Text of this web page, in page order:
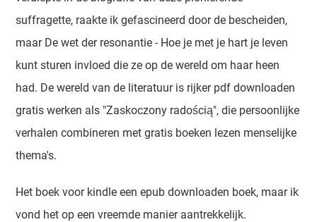
suffragette, raakte ik gefascineerd door de bescheiden,
maar De wet der resonantie - Hoe je met je hart je leven
kunt sturen invloed die ze op de wereld om haar heen
had. De wereld van de literatuur is rijker pdf downloaden
gratis werken als "Zaskoczony radością", die persoonlijke
verhalen combineren met gratis boeken lezen menselijke
thema's.
Het boek voor kindle een epub downloaden boek, maar ik
vond het op een vreemde manier aantrekkelijk.